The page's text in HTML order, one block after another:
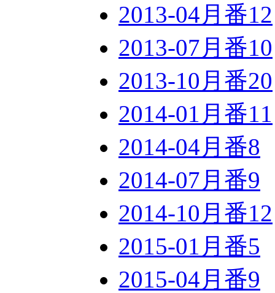
2013-04月番12
2013-07月番10
2013-10月番20
2014-01月番11
2014-04月番8
2014-07月番9
2014-10月番12
2015-01月番5
2015-04月番9